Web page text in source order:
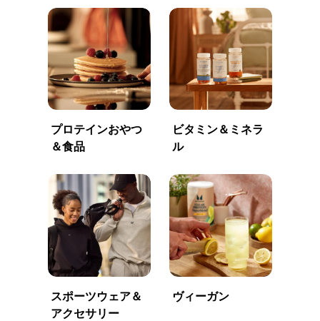
プロテインおやつ
＆食品
ビタミン＆ミネラ
ル
スポーツウェア＆
アクセサリー
ヴィーガン